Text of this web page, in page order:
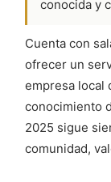
conocida y
Cuenta con
ofrecer un
empresa local
conocimiento
2025 sigue
comunidad,